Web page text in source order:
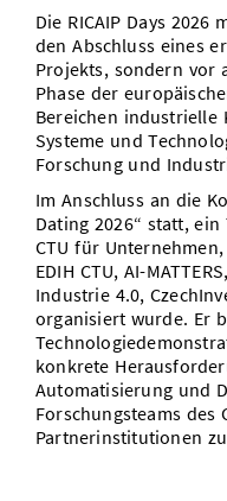
Die RICAIP Days
den Abschluss eines
Projekts, sondern vor
Phase der
Bereichen industrielle
Systeme und
Forschung und
Im Anschluss an die
Dating 2026“ statt, ein
CTU für
EDIH CTU, AI-
Industrie 4.0,
organisiert wurde. Er
konkrete
Automatisierung und
Forschungsteams des
Partnerinstitutionen